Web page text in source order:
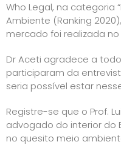
Who Legal, na categoria
Ambiente (Ranking
mercado foi realizada no
Dr Aceti agradece a
participaram da
seria possível estar
Registre-se que o Prof.
advogado do interior do
no quesito meio